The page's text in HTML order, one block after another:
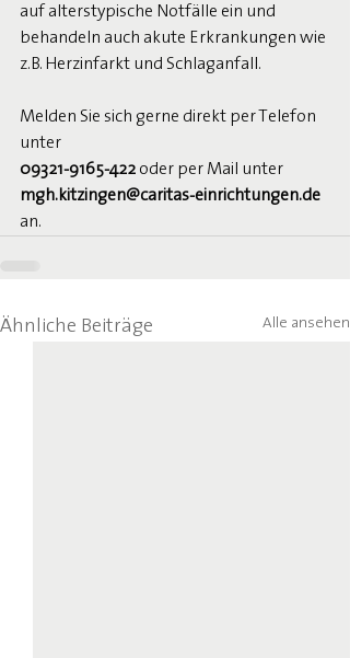
auf alterstypische Notfälle ein und
behandeln auch akute Erkrankungen wie
z.B. Herzinfarkt und Schlaganfall.
Melden Sie sich gerne direkt per Telefon
unter
09321-9165-422 oder per Mail unter
mgh.kitzingen@caritas-einrichtungen.de
an.
Ähnliche Beiträge Alle ansehen